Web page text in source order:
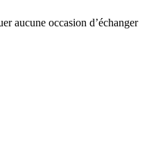
aucune occasion d’échanger